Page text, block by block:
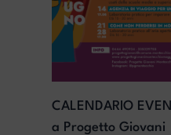
CALENDARIO
a Progetto Giovani